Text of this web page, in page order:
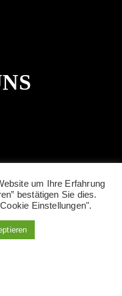
um Ihre Erfahrung
bestätigen Sie dies.
Einstellungen".